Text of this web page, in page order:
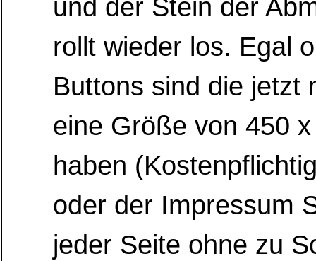
und der Stein der
rollt wieder los. Egal
Buttons sind die jetzt
eine Größe von 450
haben
oder der Impressum
jeder Seite ohne zu